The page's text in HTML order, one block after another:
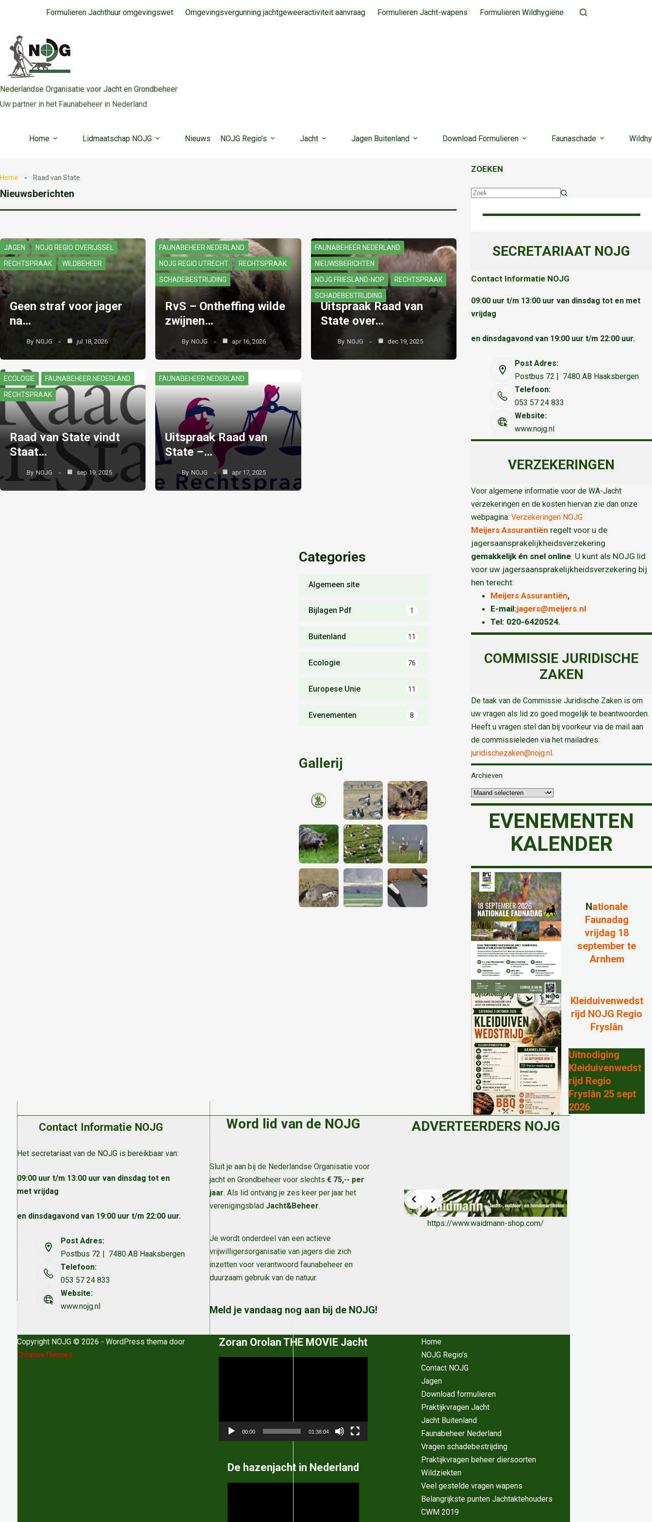
inhoud
Formulieren Jachthuur omgevingswet Omgevingsvergunning jachtgeweeractiviteit aanvraag Formulieren Jacht-wapens Formulieren Wildhygiëne
Nederlandse Organisatie voor Jacht en Grondbeheer
Uw partner in het Faunabeheer in Nederland
Home Lidmaatschap NOJG Nieuws NOJG Regio’s Jacht Jagen Buitenland Download Formulieren Faunaschade
Home Raad van State
Nieuwsberichten
JAGEN NOJG REGIO OVERIJSSEL
RECHTSPRAAK WILDBEHEER
Geen straf voor jager
na…
By NOJG jul 18, 2026
FAUNABEHEER NEDERLAND
NOJG REGIO UTRECHT RECHTSPRAAK
SCHADEBESTRIJDING
RvS – Ontheffing wilde
zwijnen…
By NOJG apr 16, 2026
FAUNABEHEER NEDERLAND
NIEUWSBERICHTEN
NOJG FRIESLAND-NOP RECHTSPRAAK
SCHADEBESTRIJDING
Uitspraak Raad van
State over…
By NOJG dec 19, 2025
ECOLOGIE FAUNABEHEER NEDERLAND
RECHTSPRAAK
Raad van State vindt
Staat…
By NOJG sep 19, 2025
FAUNABEHEER NEDERLAND
Uitspraak Raad van
State –…
By NOJG apr 17, 2025
Categories
Algemeen site
Bijlagen Pdf 1
Buitenland 11
Ecologie 76
Europese Unie 11
Evenementen 8
Gallerij
ZOEKEN
resultaten
SECRETARIAAT NOJG
Contact Informatie NOJG
09:00 uur t/m 13:00 uur van dinsdag tot en met
vrijdag
en dinsdagavond van 19:00 uur t/m 22:00 uur.
Post Adres:
Postbus 72 | 7480 AB Haaksbergen
Telefoon:
053 57 24 833
Website:
www.nojg.nl
VERZEKERINGEN
Voor algemene informatie voor de WA-Jacht
verzekeringen en de kosten hiervan zie dan onze
webpagina: Verzekeringen NOJG
Meijers Assurantiën regelt voor u de
jagersaansprakelijkheidsverzekering
gemakkelijk én snel online. U kunt als NOJG lid
voor uw jagersaansprakelijkheidsverzekering bij
hen terecht:
Meijers Assurantiën,
E-mail:jagers@meijers.nl
Tel: 020-6420524.
COMMISSIE JURIDISCHE
ZAKEN
De taak van de Commissie Juridische Zaken is om
uw vragen als lid zo goed mogelijk te beantwoorden.
Heeft u vragen stel dan bij voorkeur via de mail aan
de commissieleden via het mailadres:
juridischezaken@nojg.nl.
Archieven
EVENEMENTEN
KALENDER
Nationale
Faunadag
vrijdag 18
september te
Arnhem
Kleiduivenwedst
rijd NOJG Regio
Fryslân
Uitnodiging
Kleiduivenwedst
rijd Regio
Fryslân 25 sept
2026
Contact Informatie NOJG
Het secretariaat van de NOJG is bereikbaar van:
09:00 uur t/m 13:00 uur van dinsdag tot en
met vrijdag
en dinsdagavond van 19:00 uur t/m 22:00 uur.
Post Adres:
Postbus 72 | 7480 AB Haaksbergen
Telefoon:
053 57 24 833
Website:
www.nojg.nl
Word lid van de NOJG
Sluit je aan bij de Nederlandse Organisatie voor
jacht en Grondbeheer voor slechts € 75,-- per
jaar. Als lid ontvang je zes keer per jaar het
verenigingsblad Jacht&Beheer.
Je wordt onderdeel van een actieve
vrijwilligersorganisatie van jagers die zich
inzetten voor verantwoord faunabeheer en
duurzaam gebruik van de natuur.
Meld je vandaag nog aan bij de NOJG!
ADVERTEERDERS NOJG
https://www.waidmann-shop.com/
Copyright NOJG © 2026 - WordPress thema door
CreativeThemes
Zoran Orolan THE MOVIE Jacht
00:00 01:38:04
De hazenjacht in Nederland
Home
NOJG Regio’s
Contact NOJG
Jagen
Download formulieren
Praktijkvragen Jacht
Jacht Buitenland
Faunabeheer Nederland
Vragen schadebestrijding
Praktijkvragen beheer diersoorten
Wildziekten
Veel gestelde vragen wapens
Belangrijkste punten Jachtaktehouders
CWM 2019